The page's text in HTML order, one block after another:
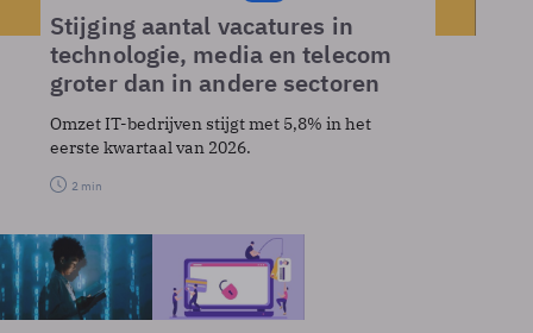
Stijging aantal vacatures in
technologie, media en telecom
groter dan in andere sectoren
Omzet IT-bedrijven stijgt met 5,8% in het
eerste kwartaal van 2026.
2 min